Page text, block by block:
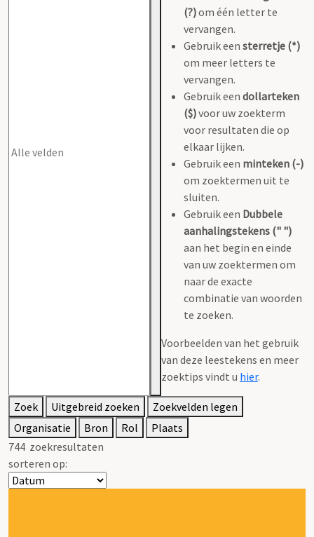
(?)om één letter te
vervangen.
Gebruik een sterretje (*)
om meer letters te
vervangen.
Gebruik een dollarteken
($)voor uw zoekterm
voor resultaten die op
elkaar lijken.
Gebruik een minteken (-)
om zoektermen uit te
sluiten.
Gebruik een Dubbele
aanhalingstekens (" ")
aan het begin en einde
van uw zoektermen om
naar de exacte
combinatie van woorden
te zoeken.
Voorbeelden van het gebruik
van deze leestekens en meer
zoektips vindt u hier.
Zoek Uitgebreid zoeken
Zoekvelden legen
Organisatie
Bron Rol
Plaats
744 zoekresultaten
sorteren op: